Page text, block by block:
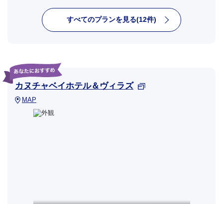
すべてのプランを見る(12件)
カヌチャベイホテル＆ヴィラズ
MAP